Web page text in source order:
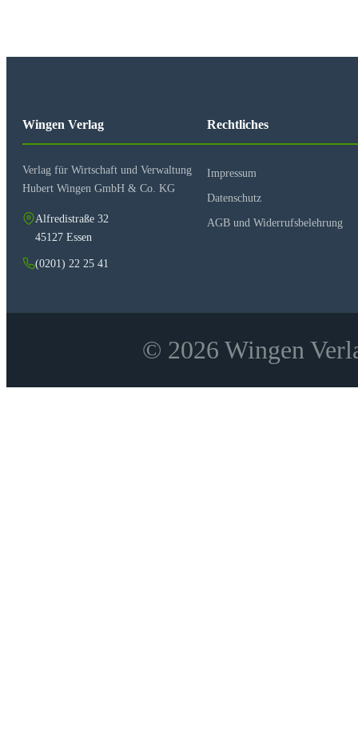
Wingen Verlag
Verlag für Wirtschaft und Verwaltung
Hubert Wingen GmbH & Co. KG
Alfredistraße 32
45127 Essen
(0201) 22 25 41
Rechtliches
Impressum
Datenschutz
AGB und Widerrufsbelehrung
© 2026 Wingen